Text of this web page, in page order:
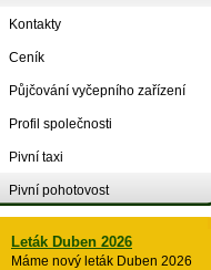
Kontakty
Ceník
Půjčování vyčepního zařízení
Profil společnosti
Pivní taxi
Pivní pohotovost
Leták Duben 2026
Máme nový leták Duben 2026